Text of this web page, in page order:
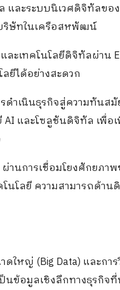
และระบบนิเวศดิจิทัลข
ริษัทในเครือสหพัฒน์
ละเทคโนโลยีดิจิทัลผ่า
ยีได้อย่างสะดวก
ดำเนินธุรกิจสู่ความทันส
AI และโซลูชันดิจิทัล เพื่
านการเชื่อมโยงศักยภา
นโลยี ความสามารถด้า
ดใหญ่ (Big Data) และก
ข้อมูลเชิงลึกทางธุรกิจ